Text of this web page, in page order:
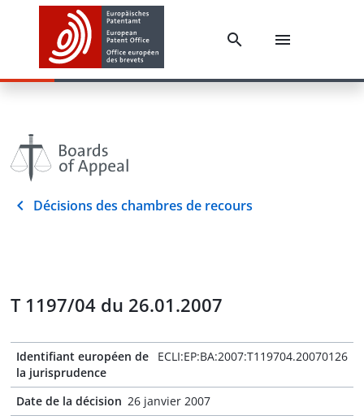
Décisions des chambres de recours
T 1197/04 du 26.01.2007
Identifiant européen de
la jurisprudence
ECLI:EP:BA:2007:T119704.20070126
Date de la décision 26 janvier 2007